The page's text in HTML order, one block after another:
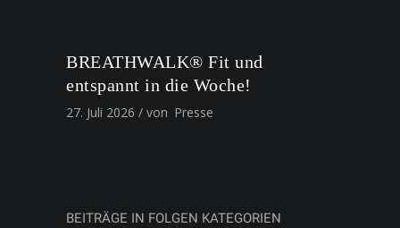
BREATHWALK® Fit und
entspannt in die Woche!
27. Juli 2026 von Presse
BEITRÄGE IN FOLGEN KATEGORIEN